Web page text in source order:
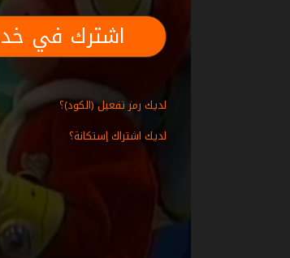
اشترك في
لديك رمز تفعيل (الكود)؟
لديك اشتراك إستكانة؟